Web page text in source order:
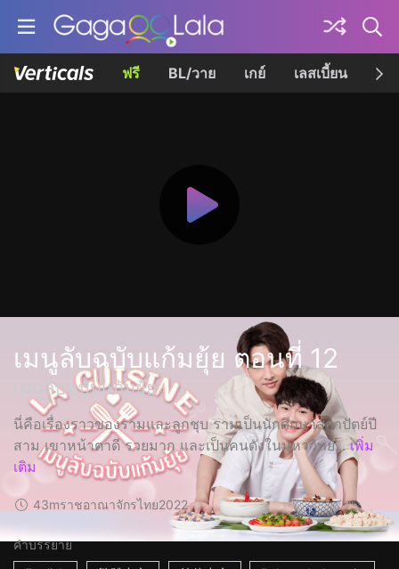
ฟรี BL/วาย เกย์ เลสเบี้ยน เค
เมนูลับฉบับแก้มยุ้ย ตอนที่ 12
เมนูลับฉบับแก้มยุ้ย
นี่คือเรื่องราวของรามและลูกชุบ รามเป็นนักศึกษาสถาปัตย์ปี
สาม เขาหน้าตาดี รวยมาก และเป็นคนดังในมหาวิทย... เพิ่ม
เติม
43mราชอาณาจักรไทย2022
คำบรรยาย